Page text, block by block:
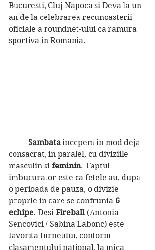
Bucuresti, Cluj-Napoca si Deva la un
an de la celebrarea recunoasterii
oficiale a roundnet-ului ca ramura
sportiva in Romania.
Sambata incepem in mod deja
consacrat, in paralel, cu diviziile
masculin si feminin.	Faptul
imbucurator este ca fetele au, dupa
o perioada de pauza, o divizie
proprie in care se confrunta 6
echipe. Desi Fireball (Antonia
Sencovici / Sabina Labonc) este
favorita turneului, conform
clasamentului national, la mica